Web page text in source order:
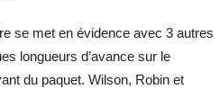
se met en évidence avec 3 autres
longueurs d’avance sur le
du paquet. Wilson, Robin et